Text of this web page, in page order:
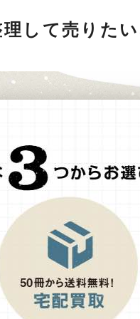
して売りた